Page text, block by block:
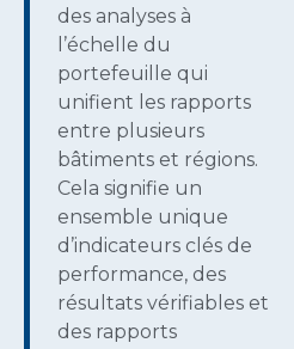
des analyses à
l’échelle du
portefeuille qui
unifient les rapports
entre plusieurs
bâtiments et régions.
Cela signifie un
ensemble unique
d’indicateurs clés de
performance, des
résultats vérifiables et
des rapports